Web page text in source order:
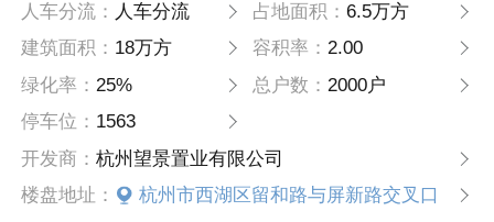
人车分流： 人车分流 占地面积： 6.5万方
建筑面积： 18万方 容积率： 2.00
绿化率：25% 总户数： 2000户
停车位： 1563
开发商：杭州望景置业有限公司
楼盘地址：
杭州市西湖区留和路与屏新路交叉口